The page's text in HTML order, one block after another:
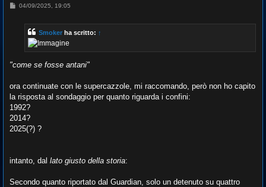
M
o
04/09/2025, 19:05
Smoker ha scritto: ↑
"come se fosse antani"
ora continuate con le supercazzole, mi raccomando, però non ho capito
la risposta al sondaggio per quanto riguarda i confini:
1992?
2014?
2025(?) ?
intanto, dal lato giusto della storia:
Secondo quanto riportato dal Guardian, solo un detenuto su quattro